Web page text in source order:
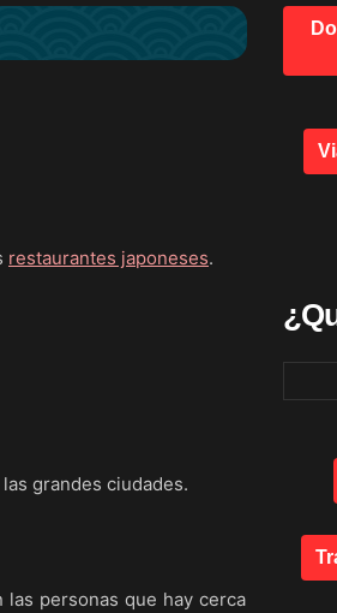
restaurantes japoneses.
grandes ciudades.
personas que hay cerca